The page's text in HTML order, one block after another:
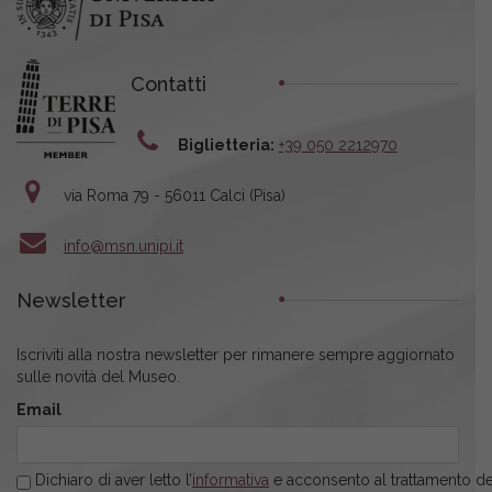
Contatti
Biglietteria: +39 050 2212970
via Roma 79 - 56011 Calci (Pisa)
info@msn.unipi.it
Newsletter
Iscriviti alla nostra newsletter per rimanere sempre aggiornato
sulle novità del Museo.
Email
Dichiaro di aver letto l’informativa e acconsento al trattamento